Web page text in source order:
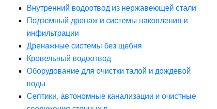
Внутренний водоотвод из нержавеющей стали
Подземный дренаж и системы накопления и
инфильтрации
Дренажные системы без щебня
Кровельный водоотвод
Оборудование для очистки талой и дождевой
воды
Септики, автономные канализации и очистные